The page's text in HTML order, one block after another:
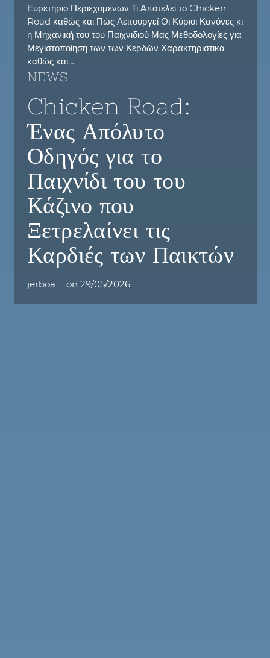
Ευρετήριο Περιεχομένων Τι Αποτελεί το Chicken
Road καθώς και Πώς Λειτουργεί Οι Κύριοι Κανόνες κι
η Μηχανική του του Παιχνιδιού Μας Μεθοδολογίες για
Μεγιστοποίηση των των Κερδών Χαρακτηριστικά
καθώς και…
NEWS
Chicken Road:
Ένας Απόλυτο
Οδηγός για το
Παιχνίδι του του
Κάζινο που
Ξετρελαίνει τις
Καρδιές των Παικτών
jerboa on 29/05/2026